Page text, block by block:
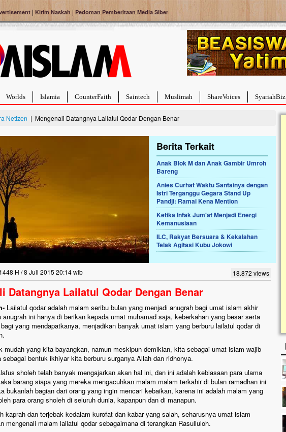
| Kirim Naskah | Pedoman Pemberitaan Media Siber
Worlds Islamia CounterFaith Saintech Muslimah ShareVoices SyariahBiz
Netizen | Mengenali Datangnya Lailatul Qodar Dengan Benar
Berita Terkait
Anak Blok M dan Anak Gambir Umroh
Bareng
Anies Curhat Waktu Santainya dengan
Istri Terganggu Gegara Stand Up
Pandji: Ramai Kena Mention
Ketika Infak Jum'at Menjadi Energi
Kemanusiaan
ILC, Rakyat Bersuara & Kekalahan
Telak Agitasi Kubu Jokowi
H / 8 Juli 2015 20:14 wib 18.872 views
Datangnya Lailatul Qodar Dengan Benar
Lailatul qodar adalah malam seribu bulan yang menjadi anugrah bagi umat islam akhir
anugrah ini hanya di berikan kepada umat muhamad saja, keberkahan yang besar serta
yang mendapatkanya, menjadikan banyak umat islam yang berburu lailatul qodar di
mudah yang kita bayangkan, namun meskipun demikian, kita sebagai umat islam wajib
sebagai bentuk ikhiyar kita berburu surganya Allah dan ridhonya.
sholeh telah banyak mengajarkan akan hal ini, dan ini adalah kebiasaan para ulama
barang siapa yang mereka mengacuhkan malam malam terkahir di bulan ramadhan ini
bukanlah bagian dari orang yang ingin mencari kebaikan, karena ini adalah malam yang
para orang sholeh di seluruh dunia, kapanpun dan di manapun.
kaprah dan terjebak kedalam kurofat dan kabar yang salah, seharusnya umat islam
mengenali malam lailatul qodar sebagaimana di terangkan Rasulluloh.
Bantu Naura, Balita Hebat Sembuh Dari
Tumor Pembuluh Darah
Hidup Naura Salsabila dipenuhi dengan
menghadapi penyakit yang dahsyat, yaitu tumor
pembuluh darah berukuran...
Lima Tahun Mangkrak, Masjid di
Nasib masjid di Kampung Cilumbu ini sungguh
mengenaskan. Lima tahun mangkrak, kini nyaris
berlumut, dan menghitam terpapar panas dan
hujan....